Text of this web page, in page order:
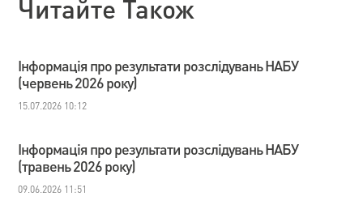
Читайте Також
Інформація про результати розслідувань НАБУ
(червень 2026 року)
15.07.2026 10:12
Інформація про результати розслідувань НАБУ
(травень 2026 року)
09.06.2026 11:51